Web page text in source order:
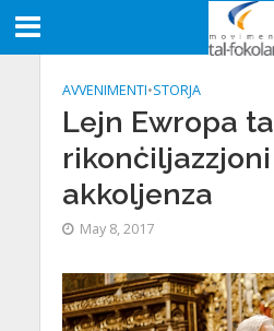
AVVENIMENTI•STORJA
Lejn Ewropa
akkoljenza
May 8, 2017